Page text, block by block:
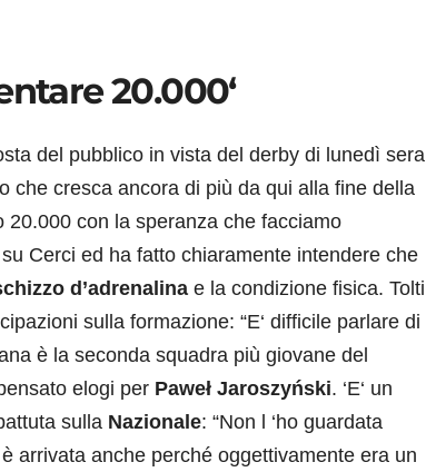
20.000‘
del pubblico in vista del derby di lunedì sera
che cresca ancora di più da qui alla fine della
con la speranza che facciamo
Cerci ed ha fatto chiaramente intendere che
d’adrenalina e la condizione fisica. Tolti
sulla formazione: “E‘ difficile parlare di
è la seconda squadra più giovane del
elogi per Paweł Jaroszyński. ‘E‘ un
sulla Nazionale: “Non l ‘ho guardata
arrivata anche perché oggettivamente era un